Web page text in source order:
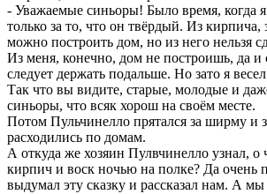
- Уважаемые синьоры! Было время, когда
только за то, что он твёрдый. Из кирпича,
можно построить дом, но из него нельзя
Из меня, конечно, дом не построишь, да и
следует держать подальше. Но зато я
Так что вы видите, старые, молодые и
синьоры, что всяк хорош на своём месте.
Потом Пульчинелло прятался за ширму и
расходились по домам.
А откуда же хозяин Пулвчинелло узнал, о
кирпич и воск ночью на полке? Да очень
выдумал эту сказку и рассказал нам. А мы